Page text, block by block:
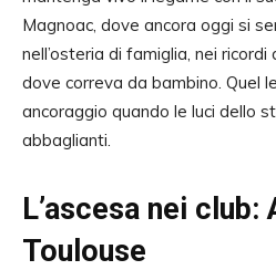
Magnoac, dove ancora oggi si
nell’osteria di famiglia, nei ricordi
dove correva da bambino. Quel
ancoraggio quando le luci dello
abbaglianti.
L’ascesa nei club:
Toulouse